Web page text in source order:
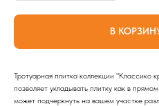
В
Тротуарная плитка коллекции "Классико
позволяет укладывать плитку как в
может подчеркнуть на вашем участке